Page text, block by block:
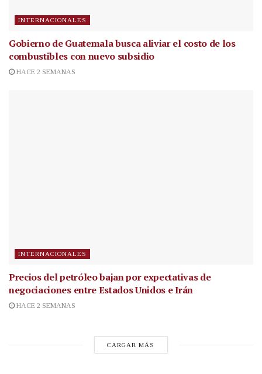
INTERNACIONALES
Gobierno de Guatemala busca aliviar el costo de los
combustibles con nuevo subsidio
HACE 2 SEMANAS
INTERNACIONALES
Precios del petróleo bajan por expectativas de
negociaciones entre Estados Unidos e Irán
HACE 2 SEMANAS
CARGAR MÁS